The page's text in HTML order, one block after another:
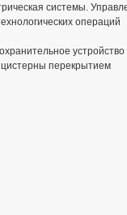
системы.
операций
устройство
цистерны перекрытием